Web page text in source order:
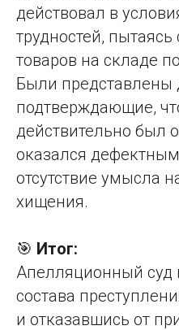
действовал в
трудностей, пытаясь
товаров на складе
Были представлены
подтверждающие,
действительно был
оказался
отсутствие умысла
хищения.
🎯 Итог:
Апелляционный суд
состава
и отказавшись от